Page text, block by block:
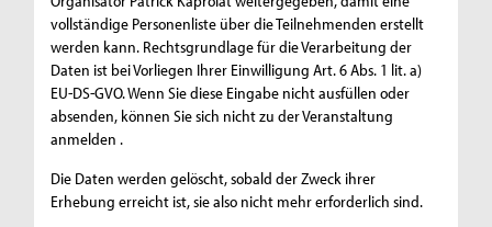
vollständige Personenliste über die Teilnehmenden erstellt
werden kann. Rechtsgrundlage für die Verarbeitung der
Daten ist bei Vorliegen Ihrer Einwilligung Art. 6 Abs. 1 lit. a)
EU-DS-GVO. Wenn Sie diese Eingabe nicht ausfüllen oder
absenden, können Sie sich nicht zu der Veranstaltung
anmelden .
Die Daten werden gelöscht, sobald der Zweck ihrer
Erhebung erreicht ist, sie also nicht mehr erforderlich sind.